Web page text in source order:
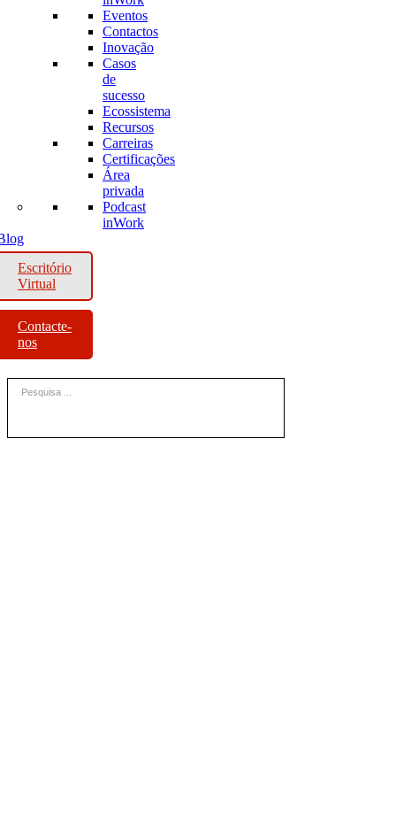
Eventos
Contactos
Inovação
Casos
de
sucesso
Ecossistema
Recursos
Carreiras
Certificações
Área
privada
Podcast
inWork
Escritório
Virtual
Contacte-
nos